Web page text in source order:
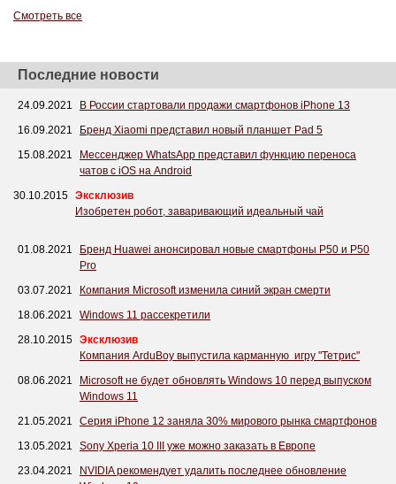
Смотреть все
Последние новости
24.09.2021
В России стартовали продажи смартфонов iPhone 13
16.09.2021
Бренд Xiaomi представил новый планшет Pad 5
15.08.2021
Мессенджер WhatsApp представил функцию переноса
чатов с iOS на Android
30.10.2015 Эксклюзив
Изобретен робот, заваривающий идеальный чай
01.08.2021
Бренд Huawei анонсировал новые смартфоны P50 и P50
Pro
03.07.2021
Компания Microsoft изменила синий экран смерти
18.06.2021
Windows 11 рассекретили
28.10.2015 Эксклюзив
Компания ArduBoy выпустила карманную игру "Тетрис"
08.06.2021
Microsoft не будет обновлять Windows 10 перед выпуском
Windows 11
21.05.2021
Серия iPhone 12 заняла 30% мирового рынка смартфонов
13.05.2021
Sony Xperia 10 III уже можно заказать в Европе
23.04.2021
NVIDIA рекомендует удалить последнее обновление